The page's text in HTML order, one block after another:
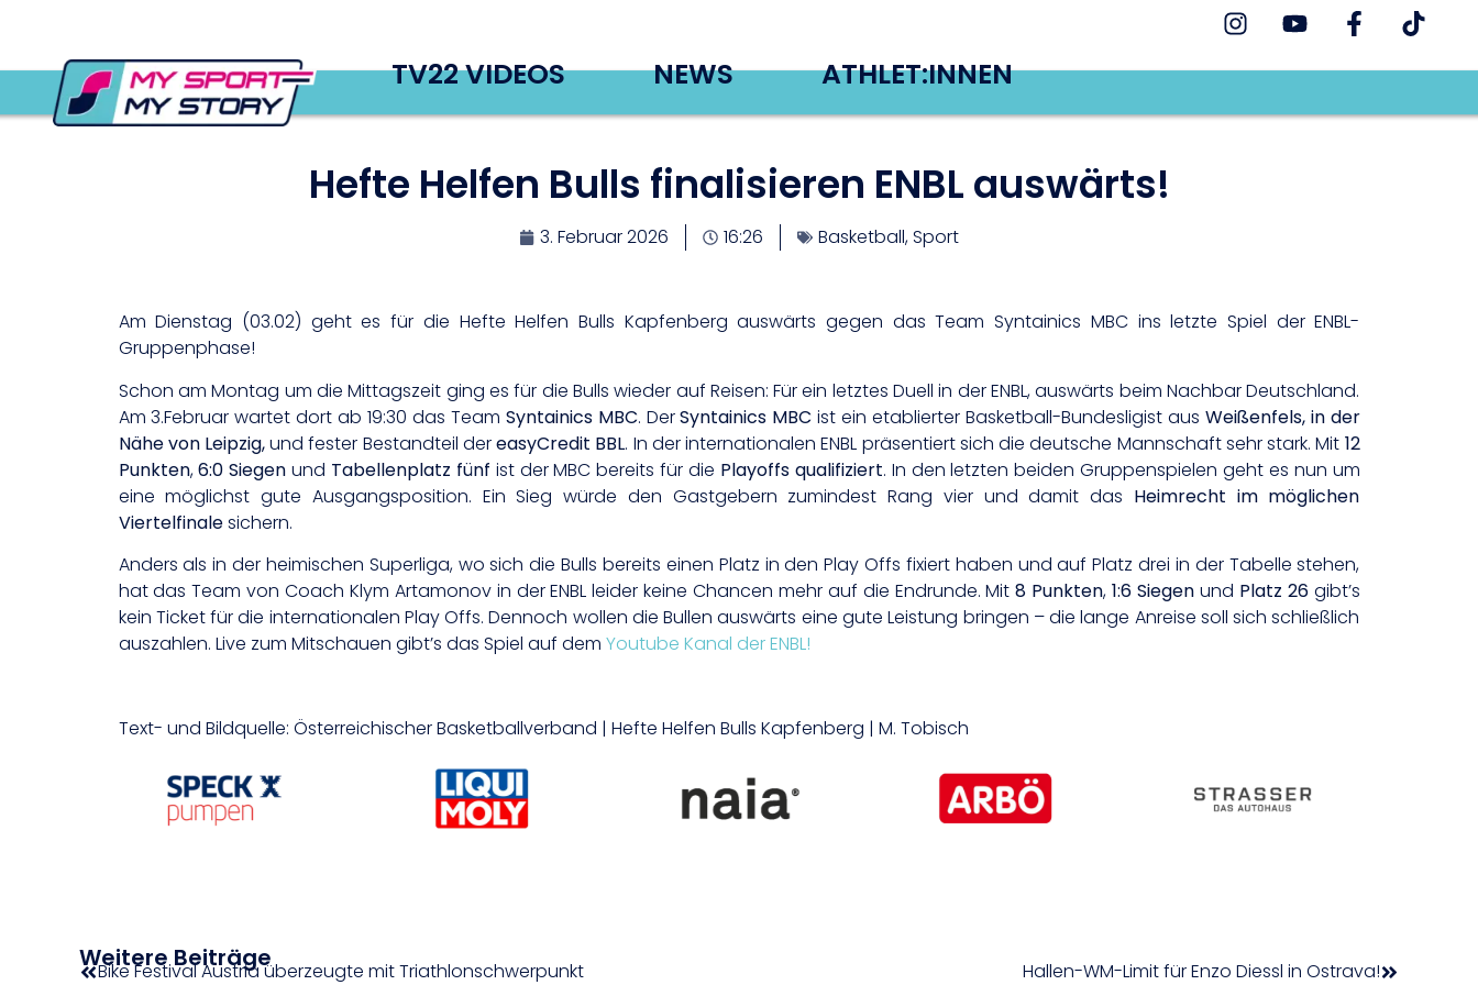
TV22 VIDEOS NEWS ATHLET:INNEN
Hefte Helfen Bulls finalisieren ENBL auswärts!
3. Februar 2026 16:26 Basketball,Sport
Am Dienstag (03.02) geht es für die Hefte Helfen Bulls Kapfenberg auswärts gegen das Team Syntainics MBC ins letzte Spiel der ENBL-
Gruppenphase!
Schon am Montag um die Mittagszeit ging es für die Bulls wieder auf Reisen: Für ein letztes Duell in der ENBL, auswärts beim Nachbar Deutschland.
Am 3.Februar wartet dort ab 19:30 das Team Syntainics MBC. DerSyntainics MBC ist ein etablierter Basketball-Bundesligist aus Weißenfels, in der
Nähe von Leipzig,und fester Bestandteil dereasyCredit BBL. In der internationalen ENBL präsentiert sich die deutsche Mannschaft sehr stark. Mit 12
Punkten,6:0 Siegen und Tabellenplatz fünf ist der MBC bereits für die Playoffs qualifiziert. In den letzten beiden Gruppenspielen geht es nun um
eine möglichst gute Ausgangsposition. Ein Sieg würde den Gastgebern zumindest Rang vier und damit das Heimrecht im möglichen
Viertelfinalesichern.
Anders als in der heimischen Superliga, wo sich die Bulls bereits einen Platz in den Play Offs fixiert haben und auf Platz drei in der Tabelle stehen,
hat das Team von Coach Klym Artamonov in der ENBL leider keine Chancen mehr auf die Endrunde. Mit8 Punkten,1:6 Siegen und Platz 26gibt’s
kein Ticket für die internationalen Play Offs. Dennoch wollen die Bullen auswärts eine gute Leistung bringen – die lange Anreise soll sich schließlich
auszahlen. Live zum Mitschauen gibt’s das Spiel auf dem Youtube Kanal der ENBL!
Text- und Bildquelle: Österreichischer Basketballverband | Hefte Helfen Bulls Kapfenberg | M. Tobisch
Weitere Beiträge
Bike Festival Austria überzeugte mit Triathlonschwerpunkt Hallen-WM-Limit für Enzo Diessl in Ostrava!